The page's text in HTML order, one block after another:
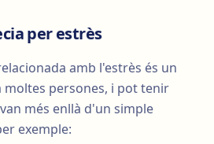
per estrès
amb l'estrès és un
persones, i pot tenir
més enllà d'un simple
exemple: